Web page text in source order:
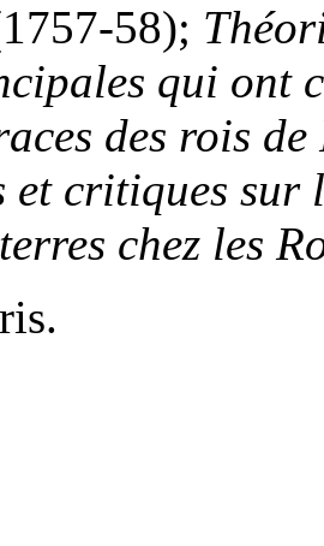
58);
qui ont
des rois de
et critiques sur
chez les